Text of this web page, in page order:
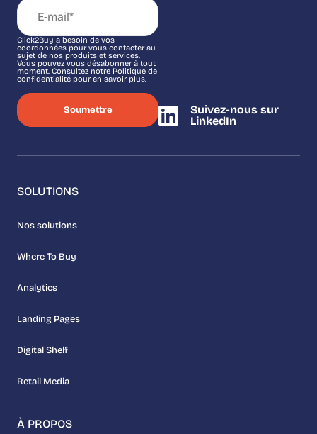
Click2Buy a besoin de vos
coordonnées pour vous contacter au
sujet de nos produits et services.
Vous pouvez vous désabonner à tout
moment. Consultez notre Politique de
confidentialité pour en savoir plus.
Suivez-nous sur
LinkedIn
SOLUTIONS
Nos solutions
Where To Buy
Analytics
Landing Pages
Digital Shelf
Retail Media
À PROPOS